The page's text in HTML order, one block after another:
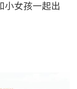
小女孩一起出